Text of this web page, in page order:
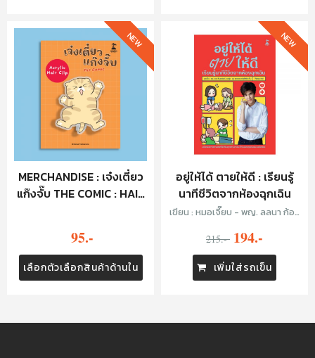
MERCHANDISE : เจ๋งเตี๋ยว
แก๊งจั๊บ THE COMIC : HAIR
95.-
เลือกตัวเลือกสินค้าด้านใน
NEW
อยู่ให้ได้ ตายให้ดี : เรียนรู้
นาทีชีวิตจากห้องฉุกเฉิน
เขียน : หมอเจี๊ยบ - พญ. ลลนา ก้อง
อร เฉลิมดำริชัย
215.- 194.-
เพิ่มใส่รถเข็น
NEW